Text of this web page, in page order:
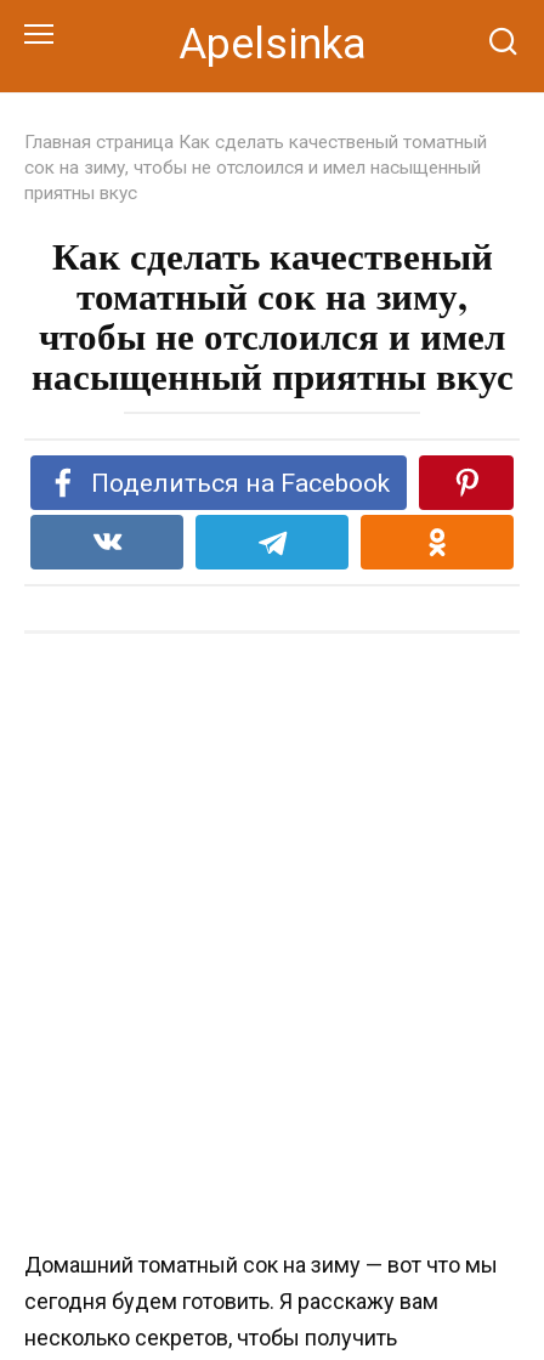
Apelsinka
Главная страница Как сделать качественый томатный
сок на зиму, чтобы не отслоился и имел насыщенный
приятны вкус
Как сделать качественый
томатный сок на зиму,
чтобы не отслоился и имел
насыщенный приятны вкус
Поделиться на Facebook
Домашний томатный сок на зиму — вот что мы
сегодня будем готовить. Я расскажу вам
несколько секретов, чтобы получить